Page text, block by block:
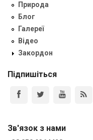
Природа
Блог
Галереї
Відео
Закордон
Підпишіться
Зв'язок з нами